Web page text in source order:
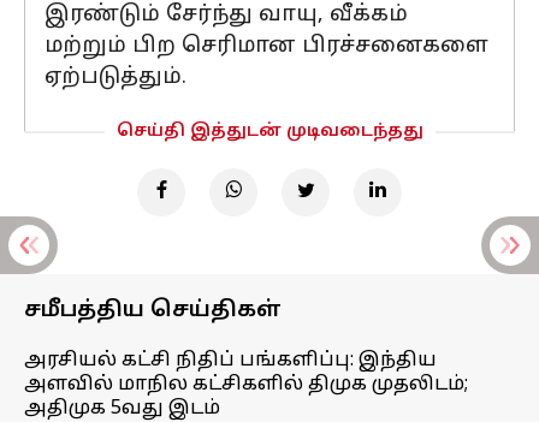
இரண்டும் சேர்ந்து வாயு, வீக்கம்
மற்றும் பிற செரிமான பிரச்சனைகளை
ஏற்படுத்தும்.
செய்தி இத்துடன் முடிவடைந்தது
சமீபத்திய செய்திகள்
அரசியல் கட்சி நிதிப் பங்களிப்பு: இந்திய
அளவில் மாநில கட்சிகளில் திமுக முதலிடம்;
அதிமுக 5வது இடம்